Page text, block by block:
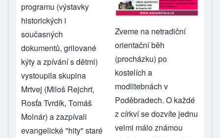
programu (výstavky
historických i
současných
dokumentů, grilované
kýty a zpívání s dětmi)
vystoupila skupina
Mrtvej (Miloš Rejchrt,
Rosťa Tvrdík, Tomáš
Molnár) a zazpívali
evangelické "hity" staré
Zveme na netradiční
orientační běh
(procházku) po
kostelích a
modlitebnách v
Poděbradech. O každé
z církví se dozvíte jednu
velmi málo známou